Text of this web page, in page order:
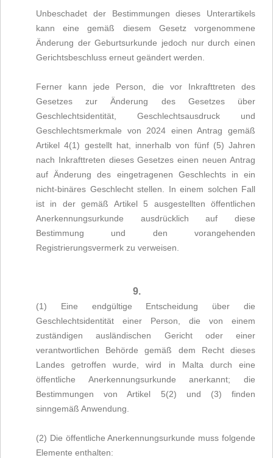
Unbeschadet der Bestimmungen dieses Unterartikels
kann eine gemäß diesem Gesetz vorgenommene
Änderung der Geburtsurkunde jedoch nur durch einen
Gerichtsbeschluss erneut geändert werden.
Ferner kann jede Person, die vor Inkrafttreten des
Gesetzes zur Änderung des Gesetzes über
Geschlechtsidentität, Geschlechtsausdruck und
Geschlechtsmerkmale von 2024 einen Antrag gemäß
Artikel 4(1) gestellt hat, innerhalb von fünf (5) Jahren
nach Inkrafttreten dieses Gesetzes einen neuen Antrag
auf Änderung des eingetragenen Geschlechts in ein
nicht-binäres Geschlecht stellen. In einem solchen Fall
ist in der gemäß Artikel 5 ausgestellten öffentlichen
Anerkennungsurkunde ausdrücklich auf diese
Bestimmung und den vorangehenden
Registrierungsvermerk zu verweisen.
9.
(1) Eine endgültige Entscheidung über die
Geschlechtsidentität einer Person, die von einem
zuständigen ausländischen Gericht oder einer
verantwortlichen Behörde gemäß dem Recht dieses
Landes getroffen wurde, wird in Malta durch eine
öffentliche Anerkennungsurkunde anerkannt; die
Bestimmungen von Artikel 5(2) und (3) finden
sinngemäß Anwendung.
(2) Die öffentliche Anerkennungsurkunde muss folgende
Elemente enthalten: